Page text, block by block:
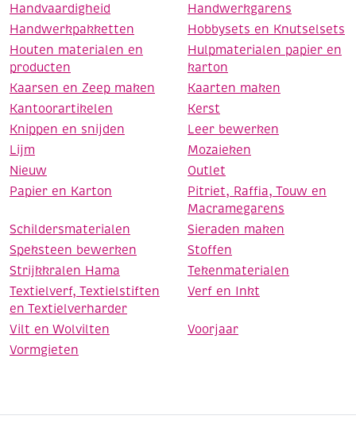
Handvaardigheid
Handwerkgarens
Handwerkpakketten
Hobbysets en Knutselsets
Houten materialen en
producten
Hulpmaterialen papier en
karton
Kaarsen en Zeep maken
Kaarten maken
Kantoorartikelen
Kerst
Knippen en snijden
Leer bewerken
Lijm
Mozaieken
Nieuw
Outlet
Papier en Karton
Pitriet, Raffia, Touw en
Macramegarens
Schildersmaterialen
Sieraden maken
Speksteen bewerken
Stoffen
Strijkkralen Hama
Tekenmaterialen
Textielverf, Textielstiften
en Textielverharder
Verf en Inkt
Vilt en Wolvilten
Voorjaar
Vormgieten